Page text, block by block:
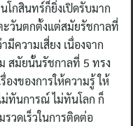
กสินทร์ก็ยิ่งเปิดรับมาก
ะวันตกตั้งแต่สมัยรัชกาลที่
ความเสี่ยง เนื่องจาก
สมัยนั้นรัชกาลที่ 5 ทรง
งของการให้ความรู้ ให้
ทันการณ์ ไม่ทันโลก ก็
วดเร็วในการติดต่อ